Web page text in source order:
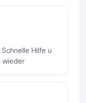
Hilfe u
wieder